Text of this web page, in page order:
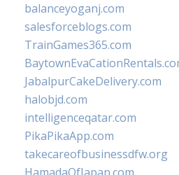
balanceyoganj.com
salesforceblogs.com
TrainGames365.com
JabalpurCakeDelivery.com
halobjd.com
intelligenceqatar.com
PikaPikaApp.com
takecareofbusinessdfw.org